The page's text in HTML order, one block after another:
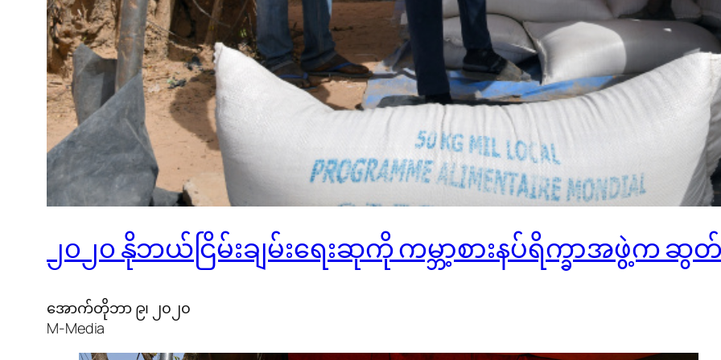
၂၀၂၀ နိုဘယ်ငြိမ်းချမ်းရေးဆုကို ကမ္ဘာ့စားနပ်ရိက္ခာအဖွဲ့က ဆွ
အောက်တိုဘာ ၉၊ ၂၀၂၀
M-Media